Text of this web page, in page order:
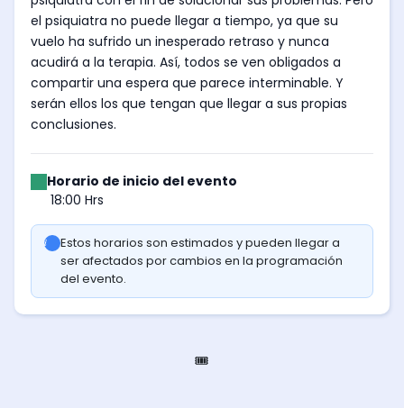
el psiquiatra no puede llegar a tiempo, ya que su
vuelo ha sufrido un inesperado retraso y nunca
acudirá a la terapia. Así, todos se ven obligados a
compartir una espera que parece interminable. Y
serán ellos los que tengan que llegar a sus propias
conclusiones.
Horario de inicio del evento
18:00 Hrs
Estos horarios son estimados y pueden llegar a
ser afectados por cambios en la programación
del evento.
🎟️